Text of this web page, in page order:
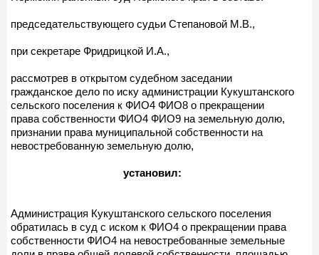
председательствующего судьи Степановой М.В.,
при секретаре Фридрицкой И.А.,
рассмотрев в открытом судебном заседании
гражданское дело по иску администрации Кукуштанского
сельского поселения к ФИО4 ФИО8 о прекращении
права собственности ФИО4 ФИО9 на земельную долю,
признании права муниципальной собственности на
невостребованную земельную долю,
установил:
Администрация Кукуштанского сельского поселения
обратилась в суд с иском к ФИО4 о прекращении права
собственности ФИО4 на невостребованные земельные